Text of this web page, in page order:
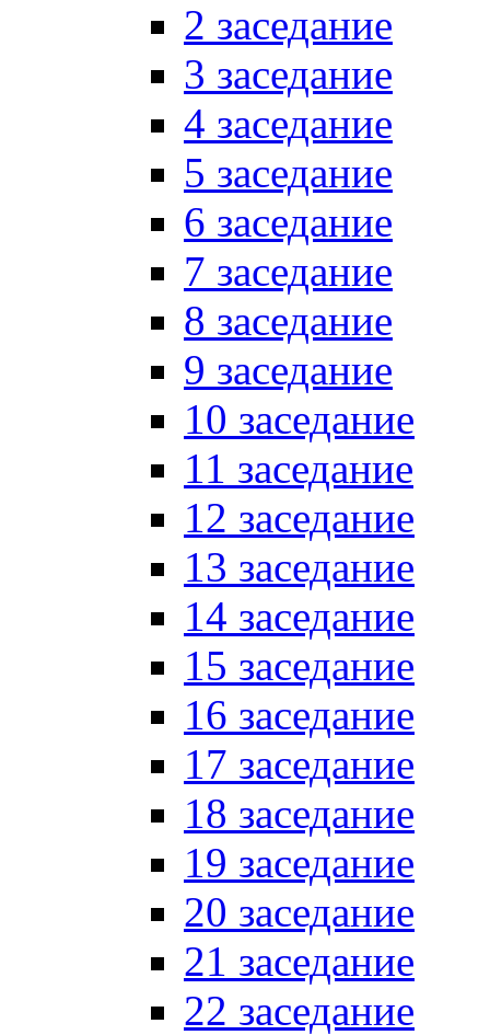
2 заседание
3 заседание
4 заседание
5 заседание
6 заседание
7 заседание
8 заседание
9 заседание
10 заседание
11 заседание
12 заседание
13 заседание
14 заседание
15 заседание
16 заседание
17 заседание
18 заседание
19 заседание
20 заседание
21 заседание
22 заседание